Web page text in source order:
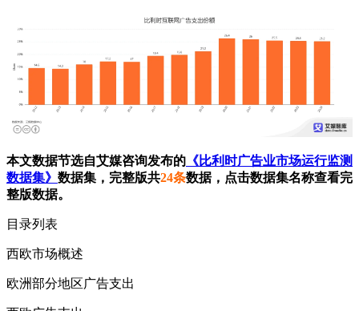
本文数据节选自艾媒咨询发布的 《比利时广告业市场运行监测
数据集》 数据集，完整版共24条数据，点击数据集名称查看完
整版数据。
目录列表
西欧市场概述
欧洲部分地区广告支出